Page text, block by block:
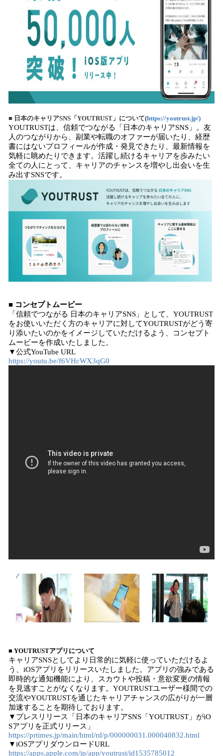
■ 日本のキャリアSNS「YOUTRUST」について(https://youtrust.jp/)
YOUTRUSTは、信頼でつながる「日本のキャリアSNS」。友
人のつながりから、副業や転職のオファーが届いたり、経歴
書にはないプロフィールが作成・発見できたり、最新情報を
気軽に眺めたりできます。活躍し続けるキャリアを歩みたい
全ての人にとって、キャリアのチャンスを増やし出会いを生
み出すSNSです。
■ コンセプトムービー
「信頼でつながる 日本のキャリアSNS」として、YOUTRUST
をお使いいただく方のキャリアに対してYOUTRUSTがどう寄
り添いたいのかをイメージしていただけるよう、コンセプト
ムービーを作成いたしました。
▼公式YouTube URL
https://youtu.be/f6VHcWX3qG0
■ YOUTRUSTアプリについて
キャリアSNSとしてより日常的に気軽に使っていただけるよ
う、iOSアプリをリリースいたしました。アプリの強みである
即時的な通知機能により、スカウトや投稿・意欲変更の情報
を見逃すことがなくなります。YOUTRUSTユーザー様間での
交流やYOUTRUSTを通じたキャリアチャンスの広がりが一層
加速することを期待しております。
▼プレスリリース「日本のキャリアSNS「YOUTRUST」がiO
Sアプリを正式リリース」
https://prtimes.jp/main/html/rd/p/000000031.000040832.html
▼iOSアプリダウンロードURL
https://apps.apple.com/jp/app/youtrust/id1535785012